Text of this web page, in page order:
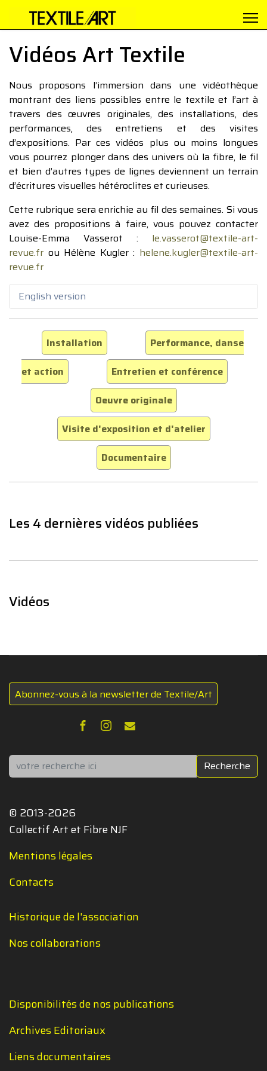
Vidéos Art Textile
Nous proposons l’immersion dans une vidéothèque
montrant des liens possibles entre le textile et l’art à
travers des œuvres originales, des installations, des
performances, des entretiens et des visites
d’expositions. Par ces vidéos plus ou moins longues
vous pourrez plonger dans des univers où la fibre, le fil
et bien d’autres types de lignes deviennent un terrain
d’écritures visuelles hétéroclites et curieuses.
Cette rubrique sera enrichie au fil des semaines. Si vous
avez des propositions à faire, vous pouvez contacter
Louise-Emma Vasserot : le.vasserot@textile-art-
revue.fr ou Hélène Kugler : helene.kugler@textile-art-
revue.fr
English version
Installation
Performance, danse
et action
Entretien et conférence
Oeuvre originale
Visite d'exposition et d'atelier
Documentaire
Les 4 dernières vidéos publiées
Vidéos
Abonnez-vous à la newsletter de Textile/Art
Rechercher Recherche
© 2013-2026
Collectif Art et Fibre NJF
Mentions légales
Contacts
Historique de l'association
Nos collaborations
Disponibilités de nos publications
Archives Editoriaux
Liens documentaires